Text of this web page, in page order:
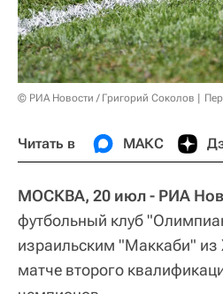
© РИА Новости / Григорий Соколов
Читать в МАКС
МОСКВА, 20 июл - РИА
футбольный клуб
израильским "Маккаби"
матче второго